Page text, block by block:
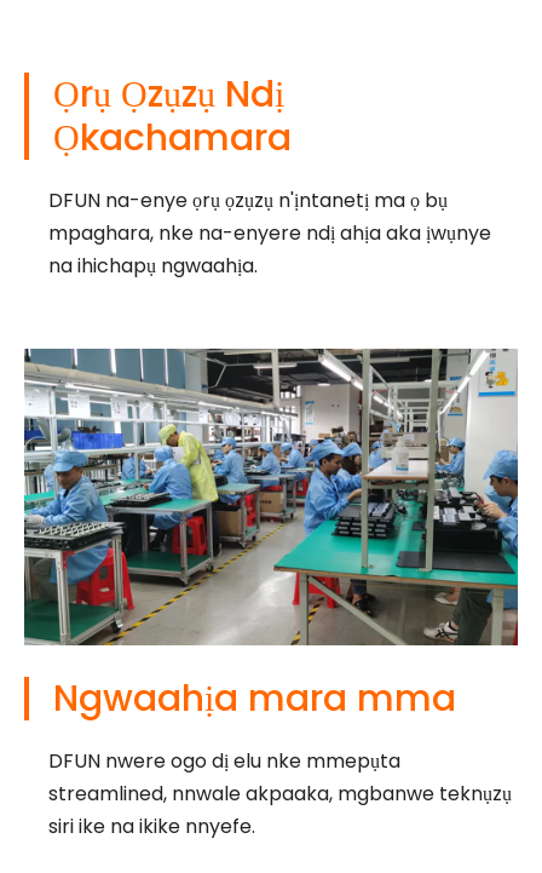
Ọrụ Ọzụzụ Ndị
Ọkachamara
DFUN na-enye ọrụ ọzụzụ n'ịntanetị ma ọ bụ
mpaghara, nke na-enyere ndị ahịa aka ịwụnye
na ihichapụ ngwaahịa.
Ngwaahịa mara mma
DFUN nwere ogo dị elu nke mmepụta
streamlined, nnwale akpaaka, mgbanwe teknụzụ
siri ike na ikike nnyefe.